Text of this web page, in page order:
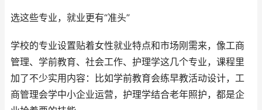
选这些专业，就业更有“准头”
学校的专业设置贴着女性就业特点和市场刚需来，像工商
管理、学前教育、社会工作、护理学这几个专业，课程里
加了不少实用内容：比如学前教育会练早教活动设计，工
商管理会学中小企业运营，护理学结合老年照护，都是企